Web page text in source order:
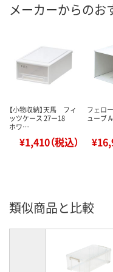
メーカーからのお
【小物収納】天馬 フィ
ッツケース 27ー18
ホワ…
¥1,410（税込）
フェロ
ューブ
類似商品と比較